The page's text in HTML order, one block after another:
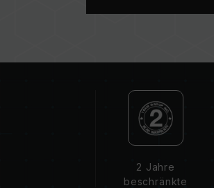
Atemberaubende
2 Jahre
beschränkte